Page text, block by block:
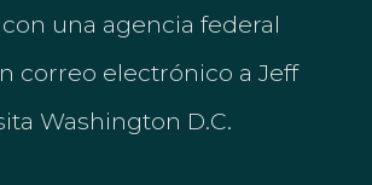
una agencia federal
correo electrónico a Jeff
Washington D.C.